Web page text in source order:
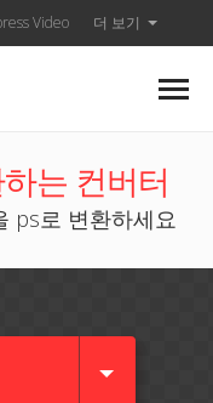
Video 더 보기
는 컨버터
ps로 변환하세요